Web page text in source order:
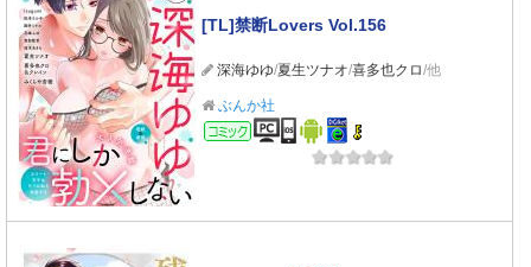
[TL]禁断Lovers Vol.156
深海ゆゆ/夏生ツナオ/喜多也クロ/他
ぶんか社
コミック